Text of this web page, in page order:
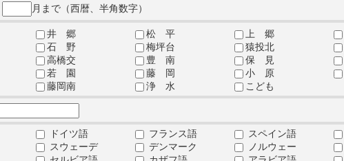
月まで（西暦、半角数字）
井 郷 松 平 上 郷
石 野 梅坪台 猿投北
高橋交 豊 南 保 見
若 園 藤 岡 小 原
藤岡南 浄 水 こども
ドイツ語 フランス語 スペイン語
スウェーデ デンマーク ノルウェー